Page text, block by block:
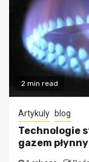
2 min read
Artykuly blog
Technologie
gazem